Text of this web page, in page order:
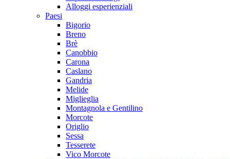
Alloggi esperienziali
Paesi
Bigorio
Breno
Brè
Canobbio
Carona
Caslano
Gandria
Melide
Miglieglia
Montagnola e Gentilino
Morcote
Origlio
Sessa
Tesserete
Vico Morcote